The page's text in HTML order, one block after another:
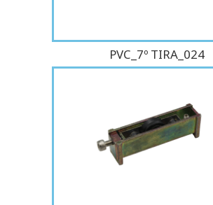
PVC_7º TIRA_024